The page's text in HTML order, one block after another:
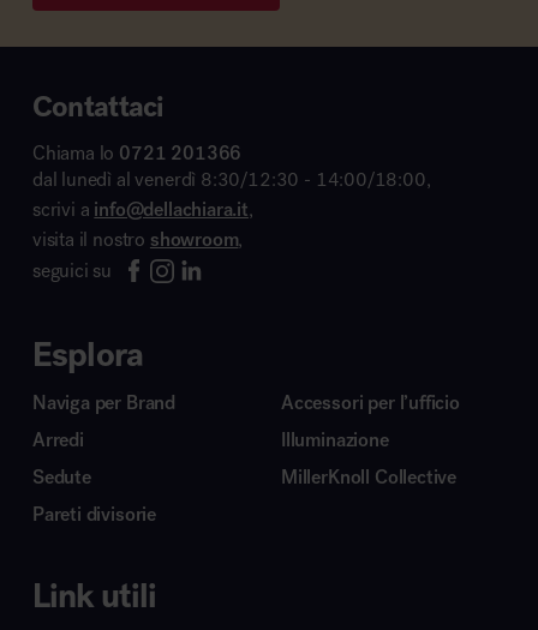
Contattaci
Chiama lo 0721 201366
dal lunedì al venerdì 8:30/12:30 - 14:00/18:00,
scrivi a info@dellachiara.it,
visita il nostro showroom,
seguici su
Esplora
Naviga per Brand
Arredi
Sedute
Pareti divisorie
Accessori per l’ufficio
Illuminazione
MillerKnoll Collective
Link utili